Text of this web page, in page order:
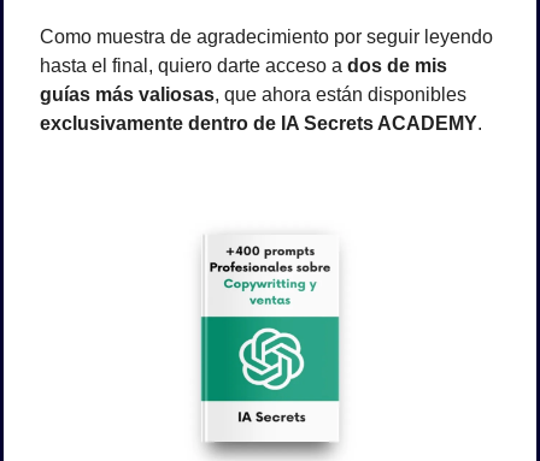
Como muestra de agradecimiento por seguir leyendo
hasta el final, quiero darte acceso a dos de mis
guías más valiosas
exclusivamente dentro de IA Secrets ACADEMY.